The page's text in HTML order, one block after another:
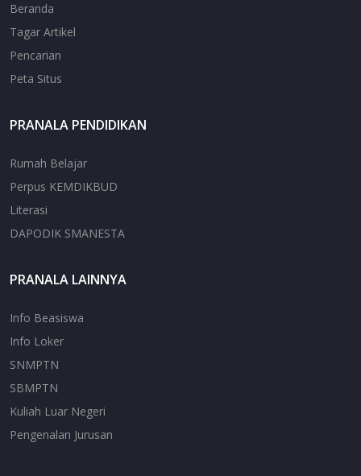
Beranda
Tagar Artikel
Pencarian
Peta Situs
PRANALA PENDIDIKAN
Rumah Belajar
Perpus KEMDIKBUD
Literasi
DAPODIK SMANESTA
PRANALA LAINNYA
Info Beasiswa
Info Loker
SNMPTN
SBMPTN
Kuliah Luar Negeri
Pengenalan Jurusan